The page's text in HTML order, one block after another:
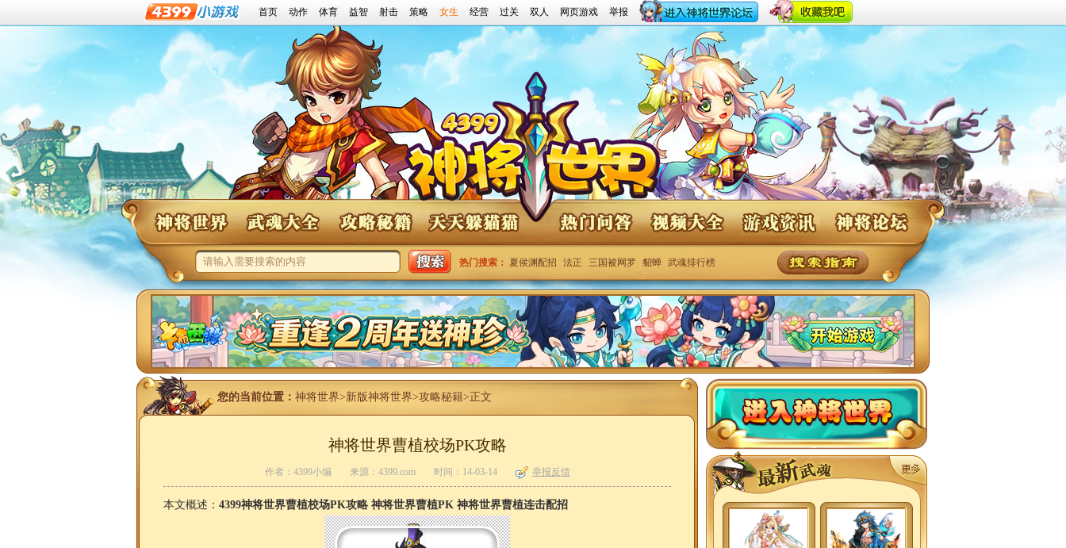
首页 动作 体育 益智 射击 策略 女生 经营 过关 双人 网页游戏 举报
4399神将世界
神将世界 神将世界武魂大全 神将世界攻略秘籍 神将世界天天躲猫猫 神将世界游戏资讯 神将论坛
热门搜索： 夏侯渊配招 法正 三国被网罗 貂蝉 武魂排行榜
您的当前位置： 神将世界>新版神将世界>攻略秘籍>正文
神将世界曹植校场PK攻略
作者：4399小编 来源：4399.com 时间：14-03-14 举报反馈
本文概述： 4399神将世界曹植校场PK攻略 神将世界曹植PK 神将世界曹植连击配招
神将世界武魂大全 神将世界